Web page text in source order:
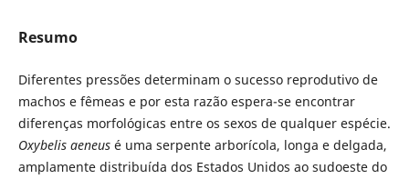
Resumo
Diferentes pressões determinam o sucesso reprodutivo de
machos e fêmeas e por esta razão espera-se encontrar
diferenças morfológicas entre os sexos de qualquer espécie.
Oxybelis aeneusé uma serpente arborícola, longa e delgada,
amplamente distribuída dos Estados Unidos ao sudoeste do